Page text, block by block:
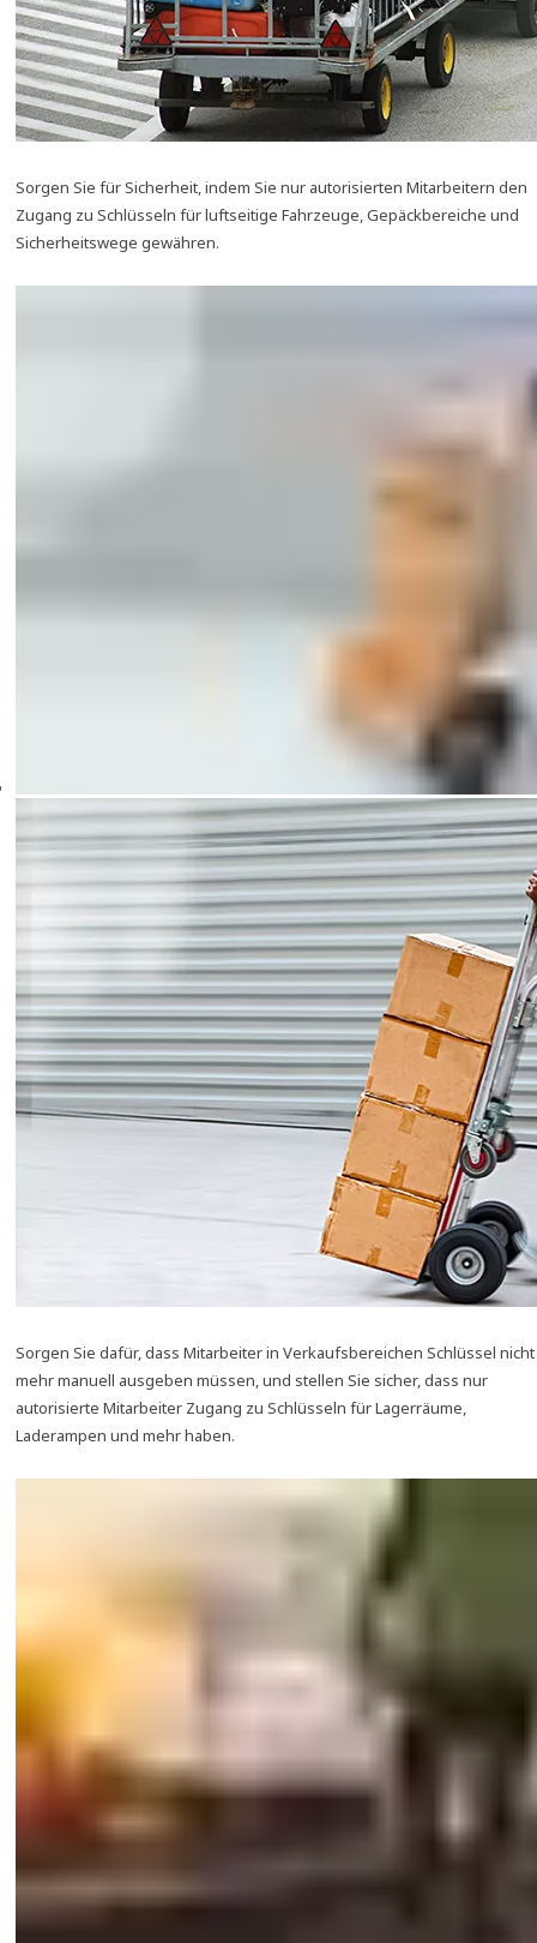
Sorgen Sie für Sicherheit, indem Sie nur autorisierten Mitarbeitern den
Zugang zu Schlüsseln für luftseitige Fahrzeuge, Gepäckbereiche und
Sicherheitswege gewähren.
Sorgen Sie dafür, dass Mitarbeiter in Verkaufsbereichen Schlüssel nicht
mehr manuell ausgeben müssen, und stellen Sie sicher, dass nur
autorisierte Mitarbeiter Zugang zu Schlüsseln für Lagerräume,
Laderampen und mehr haben.